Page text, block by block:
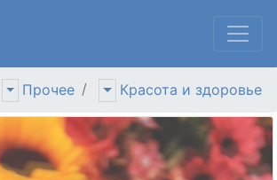
Прочее Красота и здоровье